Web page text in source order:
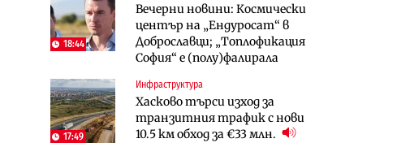
18:44
Вечерни новини: Космически
център на „Ендуросат“ в
Доброславци; „Топлофикация
София“ e (полу)фалирала
17:49
Инфраструктура
Хасково търси изход за
транзитния трафик с нови
10.5 км обход за €33 млн.
Столична община избра
изпълнител за преместването
на трамвайното трасе по бул.
„Скобелев“
Компании
Vivacom предлага над 150
устройства с 90% отстъпка
през август
Vivacom предлага над 150
устройства с 90% отстъпка
през август
Последни дни с обозначаване на
цените в лева: Какво
предстои?